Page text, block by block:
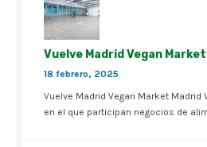
Vuelve Madrid Vegan Market
18 febrero, 2025
Vuelve Madrid Vegan Market Madrid
en el que participan negocios de